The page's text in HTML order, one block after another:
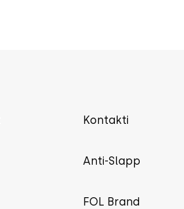
Kontakti
Anti-Slapp
FOL Brand